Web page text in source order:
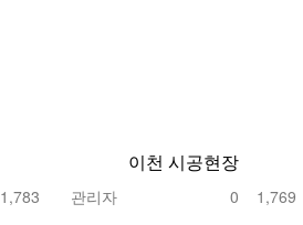
1,783
이천 시공현장
관리자 0 1,769